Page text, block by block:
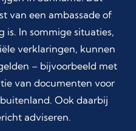
van een ambassade of
is. In sommige situaties,
verklaringen, kunnen
– bijvoorbeeld met
van documenten voor
Ook daarbij
adviseren.